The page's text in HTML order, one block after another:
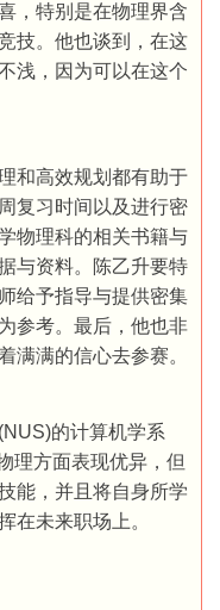
，特别是在物理界含
技。他也谈到，在这
浅，因为可以在这个
和高效规划都有助于
复习时间以及进行密
物理科的相关书籍与
与资料。陈乙升要特
给予指导与提供密集
参考。最后，他也非
满满的信心去参赛。
的计算机学系
理方面表现优异，但
能，并且将自身所学
在未来职场上。